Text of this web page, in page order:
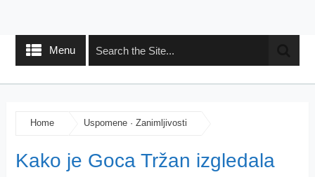
Menu
Home Uspomene· Zanimljivosti
Kako je Goca Tržan izgledala